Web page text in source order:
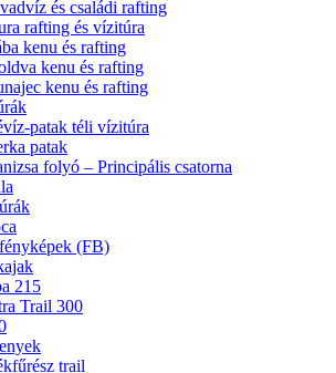
és családi rafting
rafting és vízitúra
kenu és rafting
kenu és rafting
kenu és rafting
patak téli vízitúra
patak
folyó – Principális csatorna
(FB)
215
Trail 300
trail